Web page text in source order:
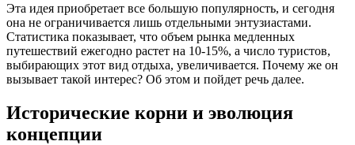
Эта идея приобретает все большую популярность, и сегодня
она не ограничивается лишь отдельными энтузиастами.
Статистика показывает, что объем рынка медленных
путешествий ежегодно растет на 10-15%, а число туристов,
выбирающих этот вид отдыха, увеличивается. Почему же он
вызывает такой интерес? Об этом и пойдет речь далее.
Исторические корни и эволюция
концепции